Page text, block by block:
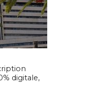
digitale,